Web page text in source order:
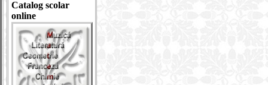
Catalog scolar
online